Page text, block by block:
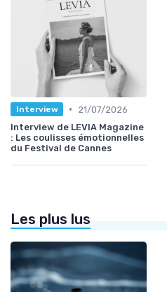
Interview •
21/07/2026
Interview de LEVIA Magazine
: Les coulisses émotionnelles
du Festival de Cannes
Les plus lus